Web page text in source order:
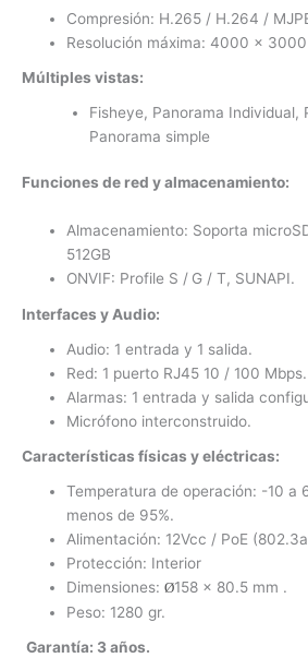
Compresión: H.265 / H.264 /
Resolución máxima: 4000 x 3000
Múltiples vistas:
Fisheye, Panorama Individual,
Panorama simple
Funciones de red y almacenamiento:
Almacenamiento: Soporta
512GB
ONVIF: Profile S / G / T, SUNAPI.
Interfaces y Audio:
Audio: 1 entrada y 1 salida.
Red: 1 puerto RJ45 10 / 100 Mbps.
Alarmas: 1 entrada y salida
Micrófono interconstruido.
Características físicas y eléctricas:
Temperatura de operación: -10 a
menos de 95%.
Alimentación: 12Vcc / PoE
Protección: Interior
Dimensiones:Ø158 × 80.5 mm .
Peso: 1280 gr.
Garantía: 3 años.